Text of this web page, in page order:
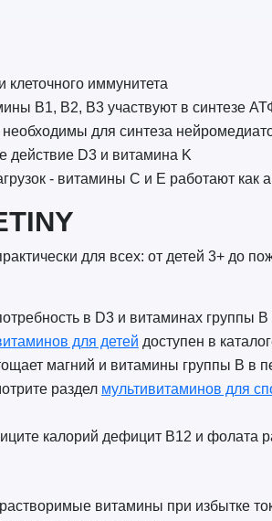
иммунитета
B1, B2, B3 участвуют в синтезе
для синтеза
действие D3 и витамина K
- витамины C и E работают как
для всех: от детей 3+ до
в D3 и витаминах группы
для детей доступен в
магний и витамины группы B в
раздел мультивитаминов для
калорий дефицит B12 и фолата
витамины при избытке